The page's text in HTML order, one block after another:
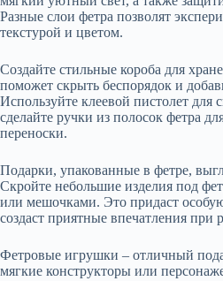
Разные слои фетра позволят
текстурой и цветом.
Создайте стильные короба для
поможет скрыть беспорядок и
Используйте клеевой пистолет для
сделайте ручки из полосок фетра
переноски.
Подарки, упакованные в фетре,
Скройте небольшие изделия под
или мешочками. Это придаст
создаст приятные впечатления при
Фетровые игрушки – отличный
мягкие конструкторы или